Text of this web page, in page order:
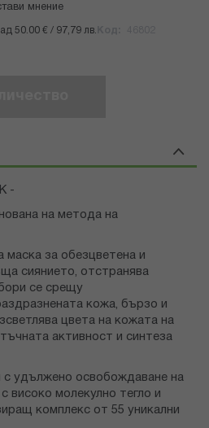
мнение
50.00 € / 97,79 лв.
-
на метода на
за обезцветена и
сиянието, отстранява
се срещу
кожа, бързо и
цвета на кожата на
активност и синтеза
удължено освобождаване на
високо молекулно тегло и
комплекс от 55 уникални